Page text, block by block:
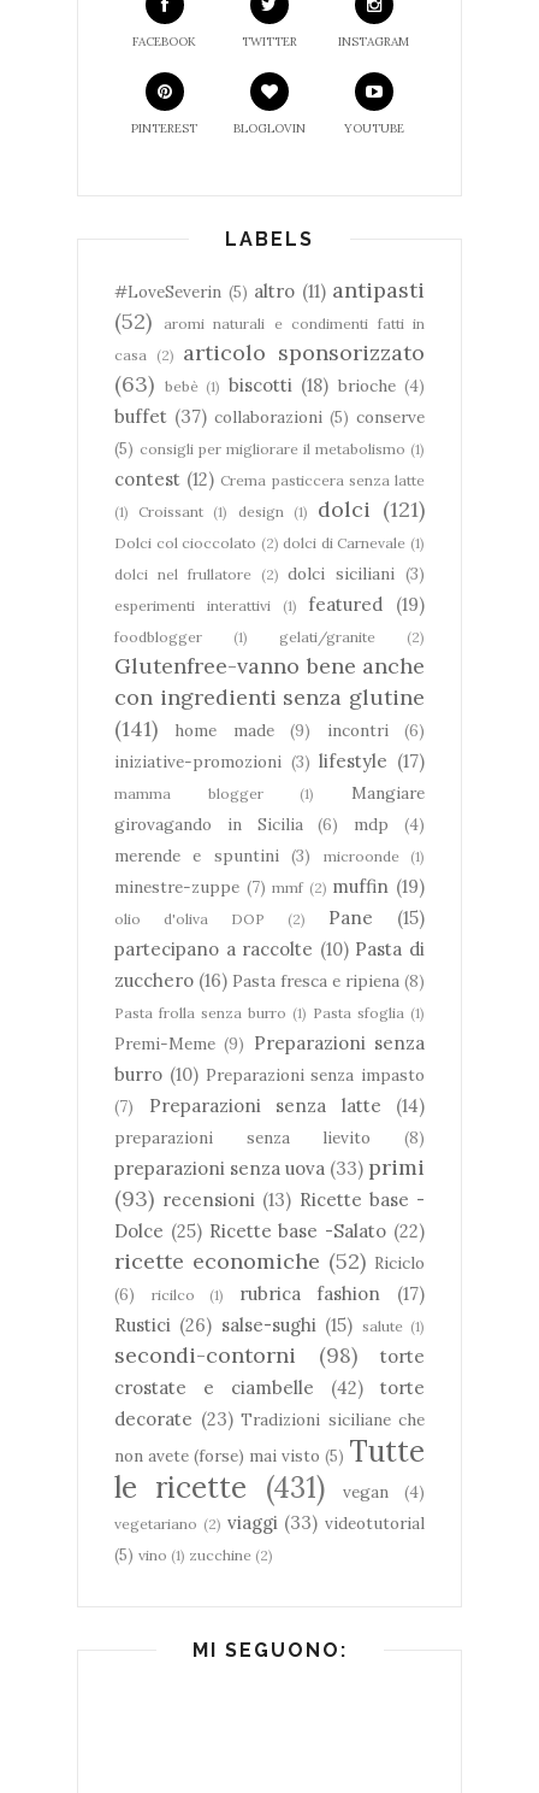
FACEBOOK TWITTER INSTAGRAM
PINTEREST BLOGLOVIN YOUTUBE
LABELS
#LoveSeverin (5) altro (11) antipasti
(52)
aromi naturali e condimenti fatti in
casa
(2) articolo sponsorizzato
(63) bebè (1) biscotti (18) brioche (4)
buffet (37) collaborazioni (5) conserve
(5) consigli per migliorare il metabolismo (1)
contest (12) Crema pasticcera senza latte
(1)
Croissant (1) design (1) dolci (121)
Dolci col cioccolato (2) dolci di Carnevale (1)
dolci nel frullatore
(2) dolci siciliani (3)
esperimenti interattivi (1) featured (19)
foodblogger (1) gelati/granite (2)
Glutenfree-vanno bene anche
con ingredienti senza glutine
(141)
home made (9) incontri
(6)
iniziative-promozioni (3) lifestyle (17)
mamma blogger (1)
Mangiare
girovagando in Sicilia
(6) mdp
(4)
merende e spuntini (3) microonde (1)
minestre-zuppe (7) mmf (2) muffin (19)
olio d'oliva DOP (2) Pane
(15)
partecipano a raccolte (10) Pasta di
zucchero (16) Pasta fresca e ripiena (8)
Pasta frolla senza burro (1) Pasta sfoglia (1)
Premi-Meme (9) Preparazioni senza
burro (10) Preparazioni senza impasto
(7)
Preparazioni senza latte (14)
preparazioni senza lievito (8)
preparazioni senza uova (33) primi
(93) recensioni (13) Ricette base -
Dolce (25) Ricette base -Salato (22)
ricette economiche (52) Riciclo
(6)
ricilco (1) rubrica fashion
(17)
Rustici (26) salse-sughi (15) salute (1)
secondi-contorni (98)
torte
crostate e ciambelle
(42)
torte
decorate (23) Tradizioni siciliane che
non avete (forse) mai visto (5) Tutte
le ricette (431) vegan (4)
vegetariano (2) viaggi (33) videotutorial
(5) vino (1) zucchine (2)
MI SEGUONO: